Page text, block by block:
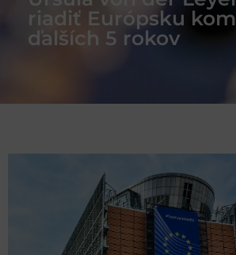
riadiť Európsku
ďalších 5 rokov